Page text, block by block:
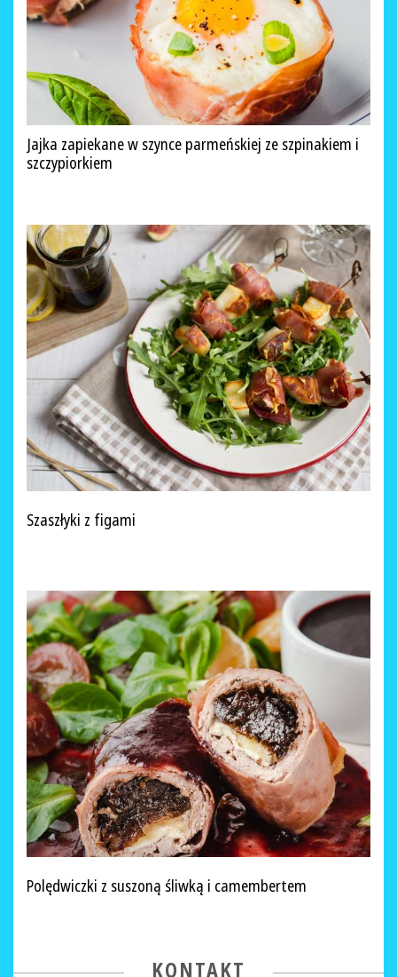
Jajka zapiekane w szynce parmeńskiej ze szpinakiem i
szczypiorkiem
Szaszłyki z figami
Polędwiczki z suszoną śliwką i camembertem